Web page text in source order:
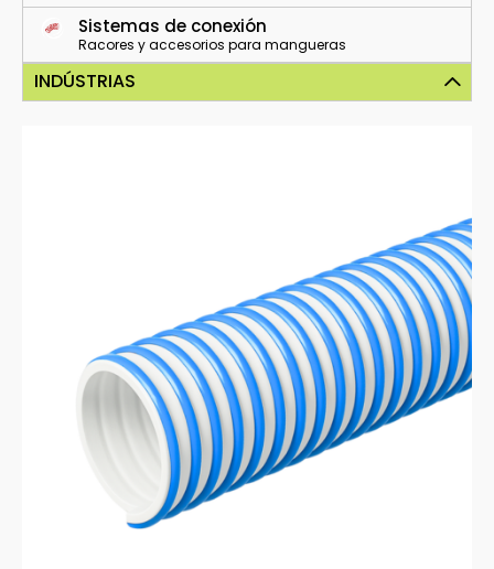
Sistemas de conexión
Racores y accesorios para mangueras
INDÚSTRIAS
Industria
Líquidos
Indústria naval
Química y carburantes
Farmacéutica